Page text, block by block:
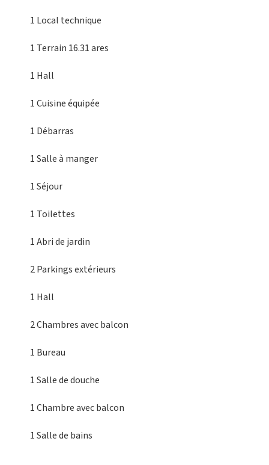
1 Local technique
1 Terrain 16.31 ares
1 Hall
1 Cuisine équipée
1 Débarras
1 Salle à manger
1 Séjour
1 Toilettes
1 Abri de jardin
2 Parkings extérieurs
1 Hall
2 Chambresavec balcon
1 Bureau
1 Salle de douche
1 Chambreavec balcon
1 Salle de bains